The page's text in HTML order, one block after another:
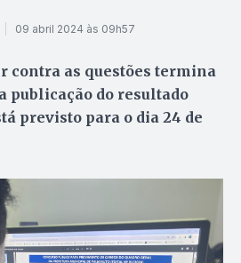
09 abril 2024 às 09h57
contra as questões termina
publicação do resultado
previsto para o dia 24 de